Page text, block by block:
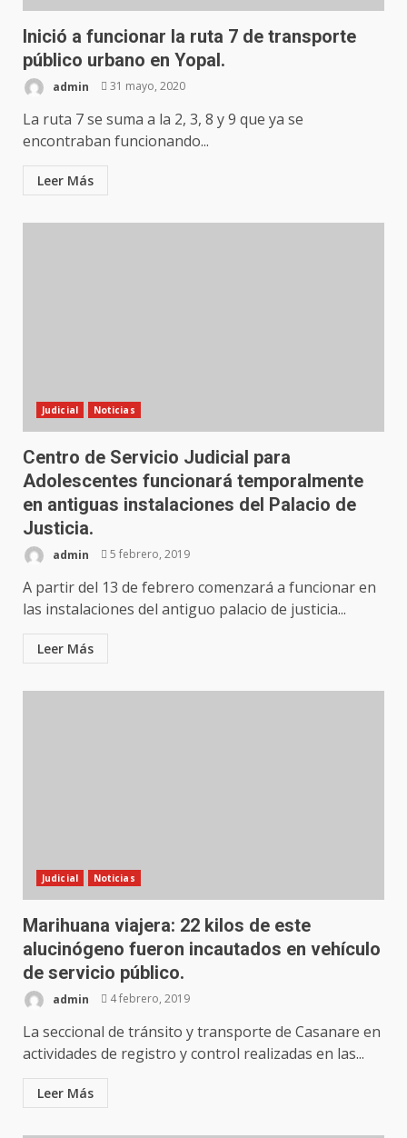
Inició a funcionar la ruta 7 de transporte
público urbano en Yopal.
admin 31 mayo, 2020
La ruta 7 se suma a la 2, 3, 8 y 9 que ya se
encontraban funcionando...
Leer Más
Judicial Noticias
Centro de Servicio Judicial para
Adolescentes funcionará temporalmente
en antiguas instalaciones del Palacio de
Justicia.
admin 5 febrero, 2019
A partir del 13 de febrero comenzará a funcionar en
las instalaciones del antiguo palacio de justicia...
Leer Más
Judicial Noticias
Marihuana viajera: 22 kilos de este
alucinógeno fueron incautados en vehículo
de servicio público.
admin 4 febrero, 2019
La seccional de tránsito y transporte de Casanare en
actividades de registro y control realizadas en las...
Leer Más